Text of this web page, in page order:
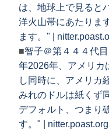
は、地球上で見ると
洋火山帯にあたりま
ます。" |
■智子＠第４４４代
年2026年、アメリカ
し同時に、アメリカ
みれのドルは紙くず
デフォルト、つまり
す。" | nitter.poast.org